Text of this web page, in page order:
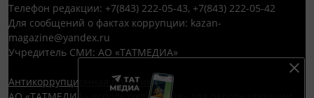
Телефон редакции: +7(843) 222-05-43, +7(843) 222-05-42
Для сообщений о фактах коррупции: kazan-
magazine@yandex.ru
Учредитель СМИ: АО «ТАТМЕДИА»
Антикоррупционная политика